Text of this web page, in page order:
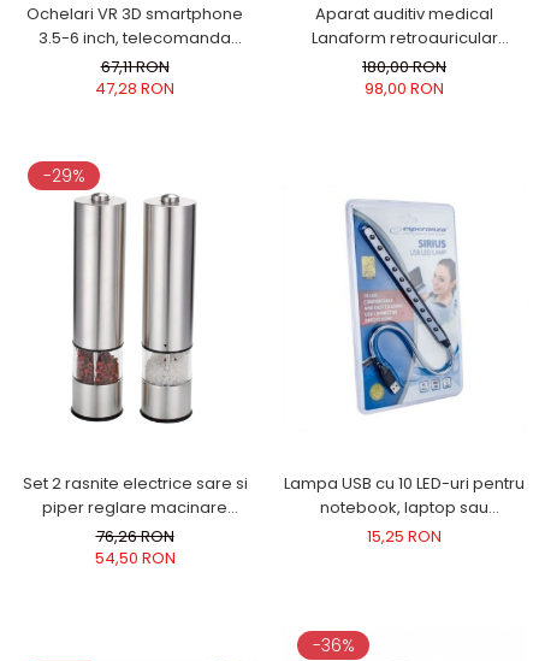
Ochelari VR 3D smartphone
3.5-6 inch, telecomanda
bluetooth, Android iOS,
Esperanza
67,11 RON
47,28 RON
Aparat auditiv medical
Lanaform retroauricular
amplificare 140db culoarea gri
180,00 RON
98,00 RON
-29%
Set 2 rasnite electrice sare si
piper reglare macinare
culoare Gri EKP001GG
76,26 RON
54,50 RON
Lampa USB cu 10 LED-uri pentru
notebook, laptop sau
computere, lumineaza uniform
15,25 RON
-36%